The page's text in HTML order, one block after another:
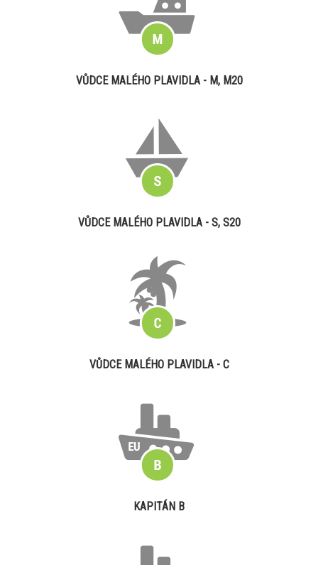
VŮDCE MALÉHO PLAVIDLA - M, M20
VŮDCE MALÉHO PLAVIDLA - S, S20
VŮDCE MALÉHO PLAVIDLA - C
KAPITÁN B